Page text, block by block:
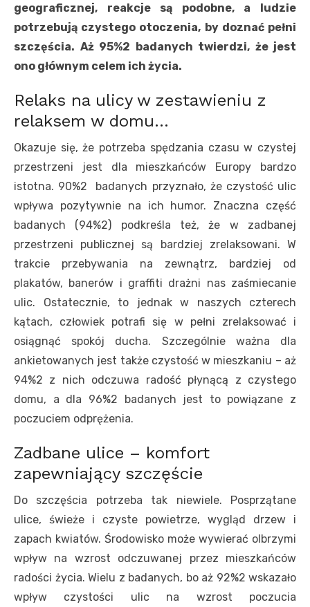
geograficznej, reakcje są podobne, a ludzie
potrzebują czystego otoczenia, by doznać pełni
szczęścia. Aż 95%2 badanych twierdzi, że jest
ono głównym celem ich życia.
Relaks na ulicy w zestawieniu z
relaksem w domu…
Okazuje się, że potrzeba spędzania czasu w czystej
przestrzeni jest dla mieszkańców Europy bardzo
istotna. 90%2 badanych przyznało, że czystość ulic
wpływa pozytywnie na ich humor. Znaczna część
badanych (94%2) podkreśla też, że w zadbanej
przestrzeni publicznej są bardziej zrelaksowani. W
trakcie przebywania na zewnątrz, bardziej od
plakatów, banerów i graffiti drażni nas zaśmiecanie
ulic. Ostatecznie, to jednak w naszych czterech
kątach, człowiek potrafi się w pełni zrelaksować i
osiągnąć spokój ducha. Szczególnie ważna dla
ankietowanych jest także czystość w mieszkaniu – aż
94%2 z nich odczuwa radość płynącą z czystego
domu, a dla 96%2 badanych jest to powiązane z
poczuciem odprężenia.
Zadbane ulice – komfort
zapewniający szczęście
Do szczęścia potrzeba tak niewiele. Posprzątane
ulice, świeże i czyste powietrze, wygląd drzew i
zapach kwiatów. Środowisko może wywierać olbrzymi
wpływ na wzrost odczuwanej przez mieszkańców
radości życia. Wielu z badanych, bo aż 92%2 wskazało
wpływ czystości ulic na wzrost poczucia